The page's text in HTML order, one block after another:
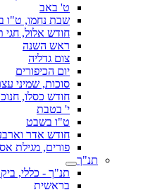
ט' באב
שבת נחמו, ט"ו
חודש אלול, חגי
ראש השנה
צום גדליה
יום הכיפורים
סוכות, שמיני
חודש כסלו,
י' בטבת
ט"ו בשבט
חודש אדר
פורים, מגילת
תנ"ך
תנ"ך - כללי,
בראשית